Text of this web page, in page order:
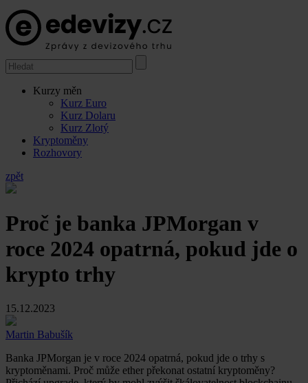
Kurzy měn
Kurz Euro
Kurz Dolaru
Kurz Zlotý
Kryptoměny
Rozhovory
zpět
Proč je banka JPMorgan v
roce 2024 opatrná, pokud jde o
krypto trhy
15.12.2023
Martin Babušík
Banka JPMorgan je v roce 2024 opatrná, pokud jde o trhy s
kryptoměnami. Proč může ether překonat ostatní kryptoměny?